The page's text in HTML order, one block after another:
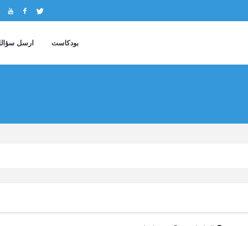
بودكاست ارسل